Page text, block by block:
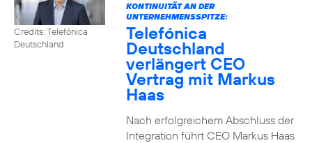
Credits: Telefónica
Deutschland
KONTINUITÄT AN DER
UNTERNEHMENSSPITZE:
Telefónica
Deutschland
verlängert CEO
Vertrag mit Markus
Haas
Nach erfolgreichem Abschluss der
Integration führt CEO Markus Haas